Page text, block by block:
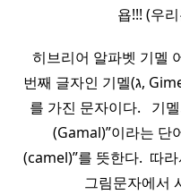
욥!!! (우
히브리어 알파벳 기멜
번째 글자인 기멜(ג, Gimel)은 깊은 상징성과 역사적 의미
를 가진 문자이다. ​ ​ 기
(Gamal)”이라는 단
(camel)”를 뜻한다. ​ 따
그림문자에서